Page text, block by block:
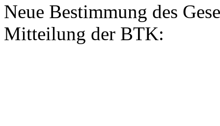
Neue Bestimmung des
Mitteilung der BTK: